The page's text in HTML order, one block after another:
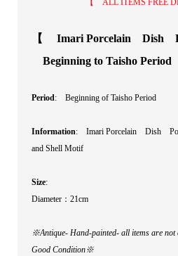
【 ALL ITEMS FREE
【 Imari Porcelain Dish
Beginning to Taisho Period
Period: Beginning of Taisho Period
Information: Imari Porcelain Dish
and Shell Motif
Size:
Diameter：21cm
※Antique- Hand-painted- all items are not
Good Condition※